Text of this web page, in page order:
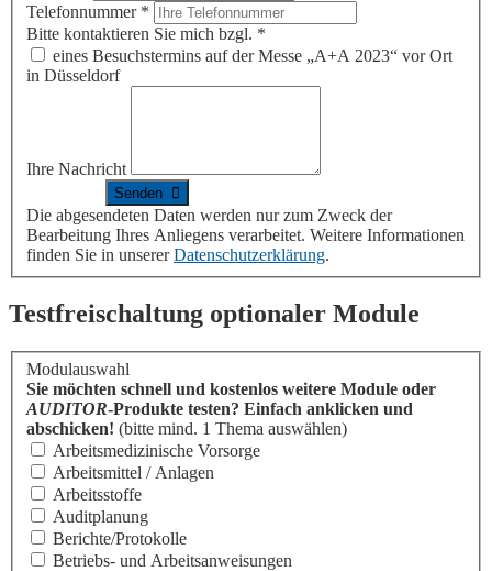
Telefonnummer *
Bitte kontaktieren Sie mich bzgl. *
eines Besuchstermins auf der Messe „A+A 2023“ vor Ort
in Düsseldorf
Ihre Nachricht
Die abgesendeten Daten werden nur zum Zweck der
Bearbeitung Ihres Anliegens verarbeitet. Weitere Informationen
finden Sie in unsererDatenschutzerklärung.
Testfreischaltung optionaler Module
Modulauswahl
Sie möchten schnell und kostenlos weitere Module oder
AUDITOR-Produkte testen? Einfach anklicken und
abschicken! (bitte mind. 1 Thema auswählen)
Arbeitsmedizinische Vorsorge
Arbeitsmittel / Anlagen
Arbeitsstoffe
Auditplanung
Berichte/Protokolle
Betriebs- und Arbeitsanweisungen